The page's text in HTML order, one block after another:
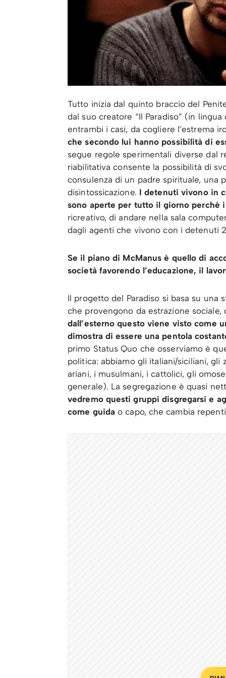
Tutto inizia dal quinto braccio del
dal suo creatore “Il Paradiso” (in
entrambi i casi, da cogliere l’estrema
che secondo lui hanno possibilità di
segue regole sperimentali diverse dal
riabilitativa consente la possibilità di
consulenza di un padre spirituale, una
disintossicazione. I detenuti vivono in
sono aperte per tutto il giorno perché
ricreativo, di andare nella sala
dagli agenti che vivono con i detenuti
Se il piano di McManus è quello di
società favorendo l’educazione, il
Il progetto del Paradiso si basa su
che provengono da estrazione
dall’esterno questo viene visto come
dimostra di essere una pentola
primo Status Quo che osserviamo è
politica: abbiamo gli italiani/siciliani,
ariani, i musulmani, i cattolici, gli
generale). La segregazione è quasi
vedremo questi gruppi disgregarsi e
come guida o capo, che cambia